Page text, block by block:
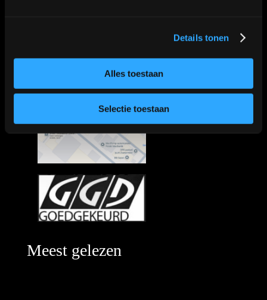
Details tonen
Alles toestaan
Selectie toestaan
Meest gelezen